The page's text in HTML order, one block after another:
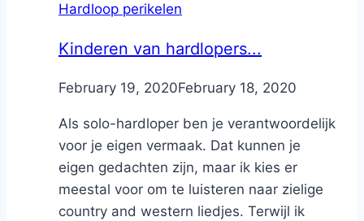
Hardloop perikelen
Kinderen van hardlopers...
ByNicole
February 19, 2020February 18, 2020
Als solo-hardloper ben je verantwoordelijk
voor je eigen vermaak. Dat kunnen je
eigen gedachten zijn, maar ik kies er
meestal voor om te luisteren naar zielige
country and western liedjes. Terwijl ik